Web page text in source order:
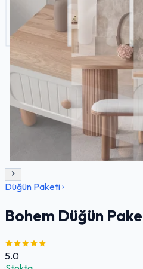
Düğün Paketi
Bohem Düğün
5.0